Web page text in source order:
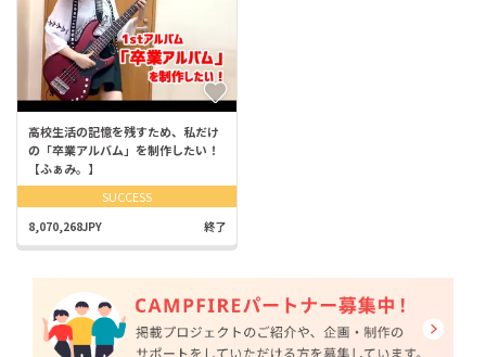
高校生活の記憶を残すため、私だけ
の「卒業アルバム」を制作したい！
【ふぁみ。】
SUCCESS
8,070,268JPY 終了